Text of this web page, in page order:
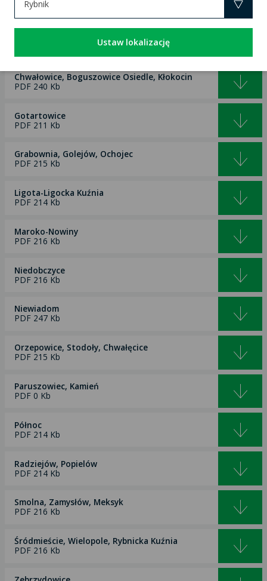
w worku/pojemniku o odpowiednim kolorze.
Chwałowice, Boguszowice Osiedle, Kłokocin
PDF 240 Kb
Gotartowice
PDF 211 Kb
Grabownia, Golejów, Ochojec
PDF 215 Kb
Ligota-Ligocka Kuźnia
PDF 214 Kb
Maroko-Nowiny
PDF 216 Kb
Niedobczyce
PDF 216 Kb
Niewiadom
PDF 247 Kb
Orzepowice, Stodoły, Chwałęcice
PDF 215 Kb
Paruszowiec, Kamień
PDF 0 Kb
Północ
PDF 214 Kb
Radziejów, Popielów
PDF 214 Kb
Smolna, Zamysłów, Meksyk
PDF 216 Kb
Śródmieście, Wielopole, Rybnicka Kuźnia
PDF 216 Kb
×
Rybnik
Ustaw lokalizację